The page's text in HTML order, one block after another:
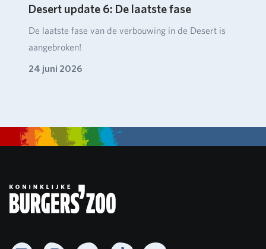
Desert update 6: De laatste fase
De laatste fase van de verbouwing in de Desert is
aangebroken!
24 juni 2026